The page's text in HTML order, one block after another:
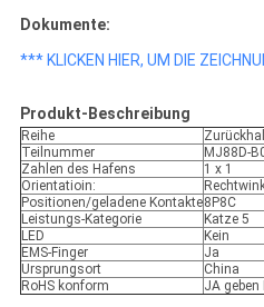
Dokumente:
*** KLICKEN HIER, UM DIE
Produkt-Beschreibung
Reihe
Teilnummer
MJ88D-
Zahlen des Hafens
1 x 1
Orientatioin:
Positionen/geladene Kontakte8P8C
Leistungs-Kategorie
Katze 5
LED
Kein
EMS-Finger
Ja
Ursprungsort
China
RoHS konform
JA geben